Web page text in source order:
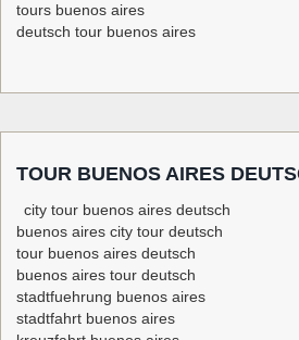
tours buenos aires
deutsch tour buenos aires
TOUR BUENOS AIRES
city tour buenos aires deutsch
buenos aires city tour deutsch
tour buenos aires deutsch
buenos aires tour deutsch
stadtfuehrung buenos aires
stadtfahrt buenos aires